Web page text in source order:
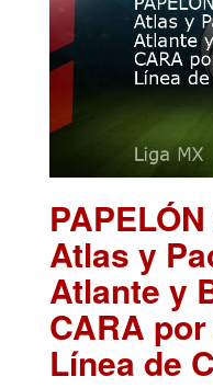
Atlas y
Atlante y
CARA
Línea de